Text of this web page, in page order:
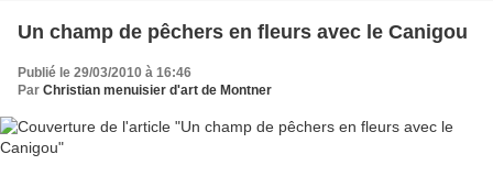
Un champ de pêchers en fleurs avec le Canigou
Publié le 29/03/2010 à 16:46
Par Christian menuisier d'art de Montner